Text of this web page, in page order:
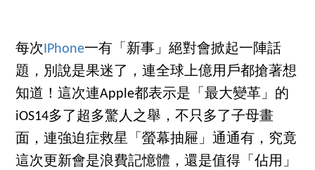
每次IPhone一有「新事」絕對會掀起一陣話
題，別說是果迷了，連全球上億用戶都搶著想
知道！這次連Apple都表示是「最大變革」的
iOS14多了超多驚人之舉，不只多了子母畫
面，連強迫症救星「螢幕抽屜」通通有，究竟
這次更新會是浪費記憶體，還是值得「佔用」